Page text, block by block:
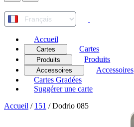
Accueil
Cartes Cartes
Produits Produits
Accessoires
Accessoires
Cartes Gradées
Suggérer une carte
Accueil / 151 / Dodrio 085